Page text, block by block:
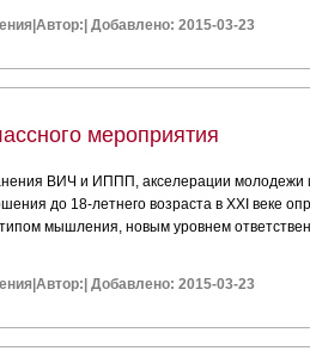
|Автор: Добавлено: 2015-03-23
мероприятия
ВИЧ и ИППП, акселерации
до 18-летнего возраста в XXI веке
мышления, новым уровнем
|Автор: Добавлено: 2015-03-23